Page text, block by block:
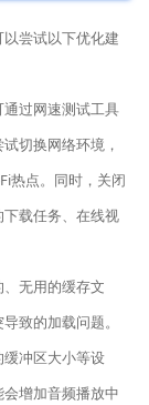
尝试以下优化建
过网速测试工具
切换网络环境，
热点。同时，关闭
载任务、在线视
无用的缓存文
致的加载问题。
冲区大小等设
增加音频播放中